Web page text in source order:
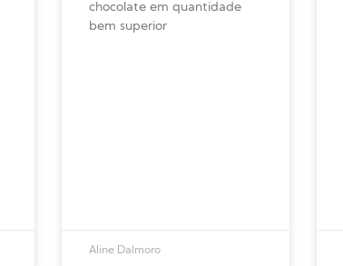
chocolate em quantidade
bem superior
Aline Dalmoro